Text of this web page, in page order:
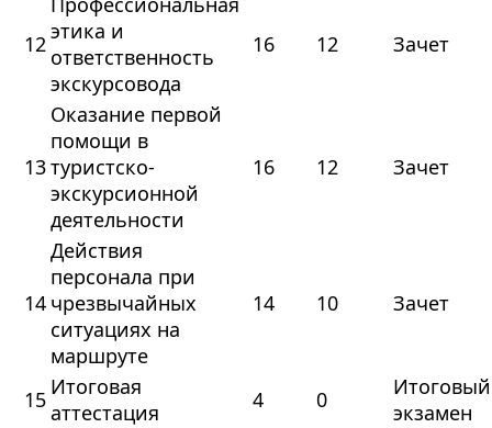
12этика и
ответственность
экскурсовода
16 12 Зачет
13
Оказание первой
помощи в
туристско-
экскурсионной
деятельности
16 12 Зачет
14
Действия
персонала при
чрезвычайных
ситуациях на
маршруте
14 10 Зачет
15 Итоговая
аттестация
4 0
Итоговый
экзамен